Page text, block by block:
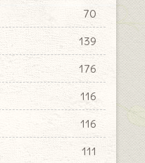
70
139
176
116
116
111